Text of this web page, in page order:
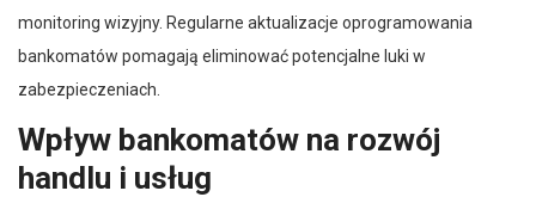
monitoring wizyjny. Regularne aktualizacje oprogramowania
bankomatów pomagają eliminować potencjalne luki w
zabezpieczeniach.
Wpływ bankomatów na rozwój
handlu i usług